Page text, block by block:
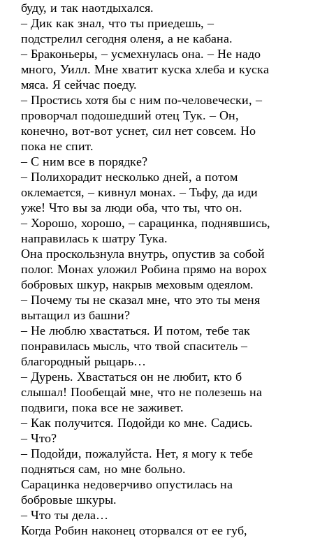
буду, и так наотдыхался.
– Дик как знал, что ты приедешь, –
подстрелил сегодня оленя, а не кабана.
– Браконьеры, – усмехнулась она. – Не надо
много, Уилл. Мне хватит куска хлеба и куска
мяса. Я сейчас поеду.
– Простись хотя бы с ним по-человечески, –
проворчал подошедший отец Тук. – Он,
конечно, вот-вот уснет, сил нет совсем. Но
пока не спит.
– С ним все в порядке?
– Полихорадит несколько дней, а потом
оклемается, – кивнул монах. – Тьфу, да иди
уже! Что вы за люди оба, что ты, что он.
– Хорошо, хорошо, – сарацинка, поднявшись,
направилась к шатру Тука.
Она проскользнула внутрь, опустив за собой
полог. Монах уложил Робина прямо на ворох
бобровых шкур, накрыв меховым одеялом.
– Почему ты не сказал мне, что это ты меня
вытащил из башни?
– Не люблю хвастаться. И потом, тебе так
понравилась мысль, что твой спаситель –
благородный рыцарь…
– Дурень. Хвастаться он не любит, кто б
слышал! Пообещай мне, что не полезешь на
подвиги, пока все не заживет.
– Как получится. Подойди ко мне. Садись.
– Что?
– Подойди, пожалуйста. Нет, я могу к тебе
подняться сам, но мне больно.
Сарацинка недоверчиво опустилась на
бобровые шкуры.
– Что ты дела…
Когда Робин наконец оторвался от ее губ,